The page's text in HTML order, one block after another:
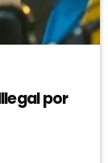
por